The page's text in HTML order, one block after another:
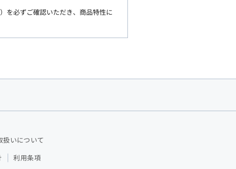
を必ずご確認いただき、商品特性に
扱いについて
利用条項